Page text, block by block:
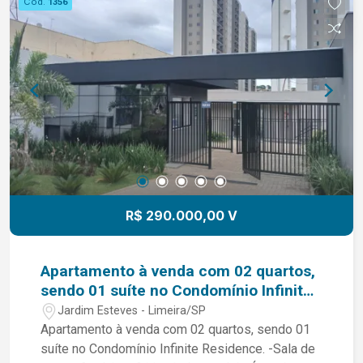
1356
R$ 290.000,00 V
Apartamento à venda com 02 quartos,
sendo 01 suíte no Condomínio Infinite
Residence.
Jardim Esteves - Limeira/SP
Apartamento à venda com 02 quartos, sendo 01
suíte no Condomínio Infinite Residence. -Sala de